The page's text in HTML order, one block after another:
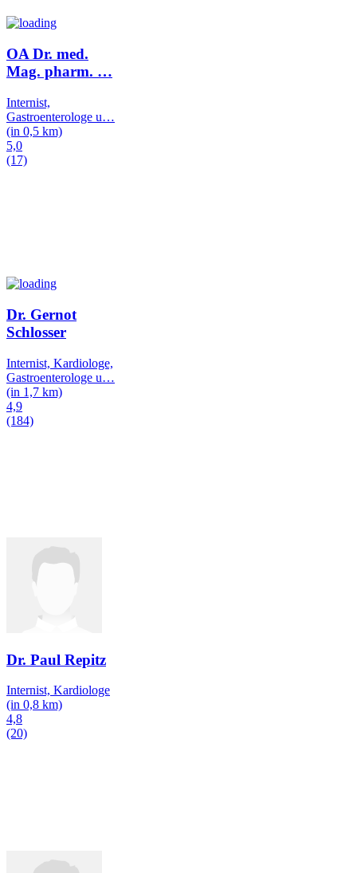
OA Dr. med.
Mag. pharm. …
Internist,
Gastroenterologe u…
(in 0,5 km)
5,0
(17)
Dr. Gernot
Schlosser
Internist, Kardiologe,
Gastroenterologe u…
(in 1,7 km)
4,9
(184)
Dr. Paul Repitz
Internist, Kardiologe
(in 0,8 km)
4,8
(20)